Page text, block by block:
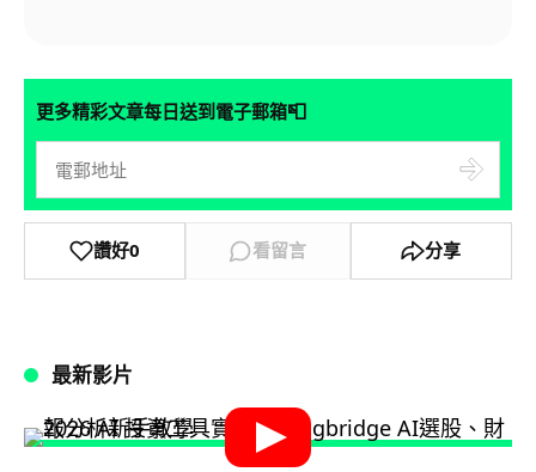
更多精彩文章每日送到電子郵箱📮
讚好0 看留言 分享
最新影片